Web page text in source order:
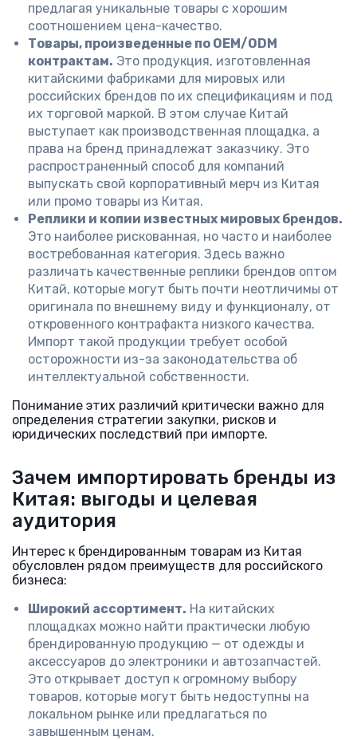
предлагая уникальные товары с хорошим
соотношением цена-качество.
Товары, произведенные по OEM/ODM
контрактам. Это продукция, изготовленная
китайскими фабриками для мировых или
российских брендов по их спецификациям и под
их торговой маркой. В этом случае Китай
выступает как производственная площадка, а
права на бренд принадлежат заказчику. Это
распространенный способ для компаний
выпускать свой корпоративный мерч из Китая
или промо товары из Китая.
Реплики и копии известных мировых брендов.
Это наиболее рискованная, но часто и наиболее
востребованная категория. Здесь важно
различать качественные реплики брендов оптом
Китай, которые могут быть почти неотличимы от
оригинала по внешнему виду и функционалу, от
откровенного контрафакта низкого качества.
Импорт такой продукции требует особой
осторожности из-за законодательства об
интеллектуальной собственности.
Понимание этих различий критически важно для
определения стратегии закупки, рисков и
юридических последствий при импорте.
Зачем импортировать бренды из
Китая: выгоды и целевая
аудитория
Интерес к брендированным товарам из Китая
обусловлен рядом преимуществ для российского
бизнеса:
Широкий ассортимент. На китайских
площадках можно найти практически любую
брендированную продукцию — от одежды и
аксессуаров до электроники и автозапчастей.
Это открывает доступ к огромному выбору
товаров, которые могут быть недоступны на
локальном рынке или предлагаться по
завышенным ценам.